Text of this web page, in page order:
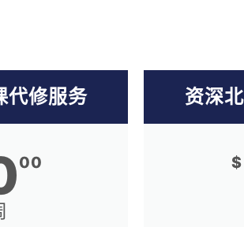
代修服务
00
资深
$